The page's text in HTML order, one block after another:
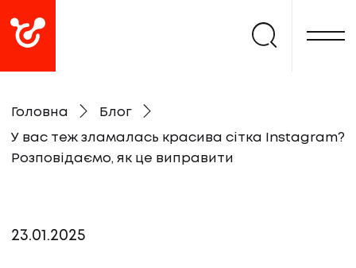
Головна Блог
У вас теж зламалась красива сітка Instagram?
Розповідаємо, як це виправити
23.01 .2025